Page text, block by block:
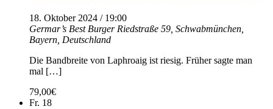
18. Oktober 2024 / 19:00
Germar’s Best Burger Riedstraße 59, Schwabmünchen,
Bayern, Deutschland
Die Bandbreite von Laphroaig ist riesig. Früher sagte man
mal […]
79,00€
Fr. 18